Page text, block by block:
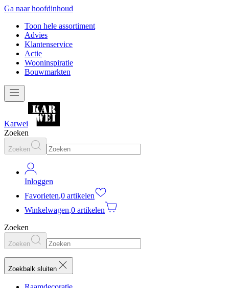
Ga naar hoofdinhoud
Toon hele assortiment
Advies
Klantenservice
Actie
Wooninspiratie
Bouwmarkten
Karwei
Zoeken
Zoeken
Inloggen
Favorieten,0 artikelen
Winkelwagen,0 artikelen
Zoeken
Zoeken
Zoekbalk sluiten